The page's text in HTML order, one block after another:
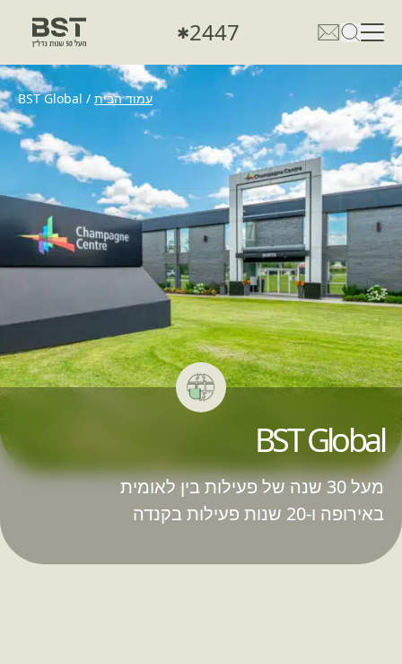
פתיחת טופס חיפוש
פתח את דף פרטי הקשר
2447
✱
עמוד הבית /
BST Global
BST Global
מעל 30 שנה של פעילות בין לאומית
באירופה ו-20 שנות פעילות בקנדה